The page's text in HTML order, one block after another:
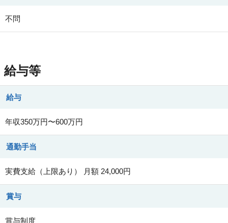
不問
給与等
給与
年収350万円〜600万円
通勤手当
実費支給（上限あり） 月額 24,000円
賞与
賞与制度